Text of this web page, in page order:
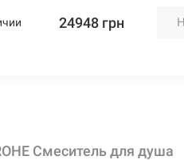
24948 грн
Смеситель для душа